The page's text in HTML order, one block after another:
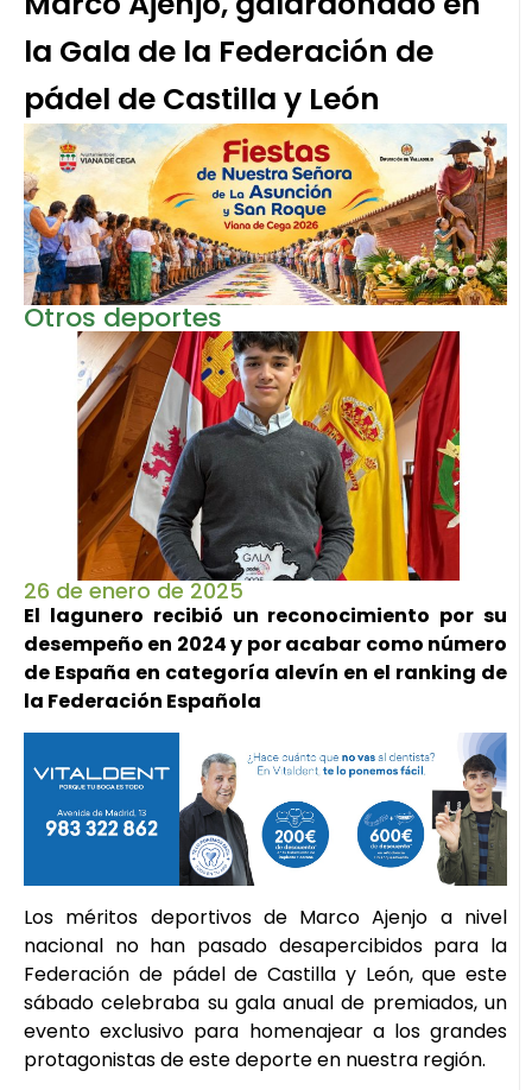
la Gala de la Federación de
pádel de Castilla y León
Otros deportes
26 de enero de 2025
El lagunero recibió un reconocimiento por su
desempeño en 2024 y por acabar como número
de España en categoría alevín en el ranking de
la Federación Española
Los méritos deportivos de Marco Ajenjo a nivel
nacional no han pasado desapercibidos para la
Federación de pádel de Castilla y León, que este
sábado celebraba su gala anual de premiados, un
evento exclusivo para homenajear a los grandes
protagonistas de este deporte en nuestra región.